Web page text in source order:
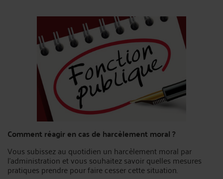
Comment réagir en cas de harcèlement moral ?
Vous subissez au quotidien un harcèlement moral par
l’administration et vous souhaitez savoir quelles mesures
pratiques prendre pour faire cesser cette situation.